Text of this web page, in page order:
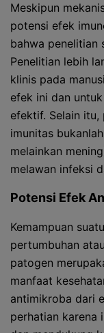
Meskipun
potensi efek
bahwa penelitian
Penelitian lebih
klinis pada
efek ini dan
efektif. Selain itu,
imunitas
melainkan
melawan infeksi
Potensi Efek
Kemampuan
pertumbuhan
patogen
manfaat
antimikroba dari
perhatian karena